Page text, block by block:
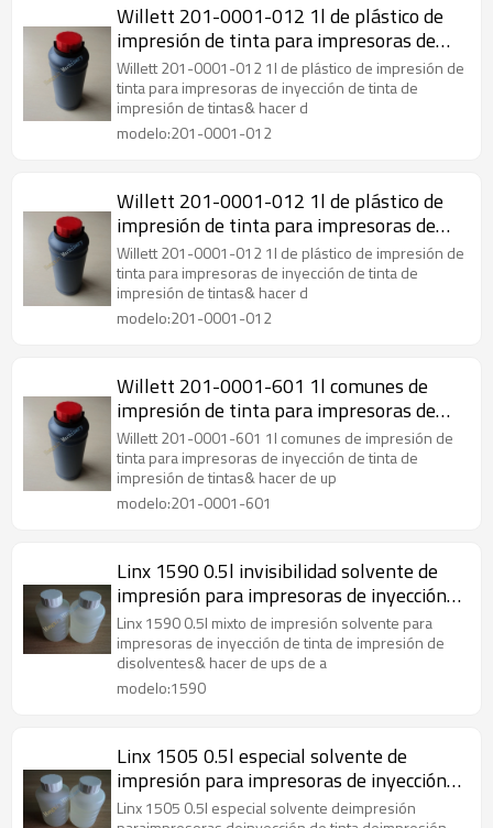
Willett 201-0001-012 1l de plástico de
impresión de tinta para impresoras de
inyección de tinta
Willett 201-0001-012 1l de plástico de impresión de
tinta para impresoras de inyección de tinta de
impresión de tintas& hacer d
modelo:201-0001-012
Willett 201-0001-012 1l de plástico de
impresión de tinta para impresoras de
inyección de tinta
Willett 201-0001-012 1l de plástico de impresión de
tinta para impresoras de inyección de tinta de
impresión de tintas& hacer d
modelo:201-0001-012
Willett 201-0001-601 1l comunes de
impresión de tinta para impresoras de
inyección de tinta
Willett 201-0001-601 1l comunes de impresión de
tinta para impresoras de inyección de tinta de
impresión de tintas& hacer de up
modelo:201-0001-601
Linx 1590 0.5l invisibilidad solvente de
impresión para impresoras de inyección
de tinta
Linx 1590 0.5l mixto de impresión solvente para
impresoras de inyección de tinta de impresión de
disolventes& hacer de ups de a
modelo:1590
Linx 1505 0.5l especial solvente de
impresión para impresoras de inyección
de tinta
Linx 1505 0.5l especial solvente deimpresión